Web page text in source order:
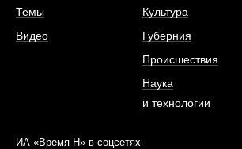
Темы
Видео
Культура
Губерния
Происшествия
Наука
и технологии
ИА «Время Н» в соцсетях